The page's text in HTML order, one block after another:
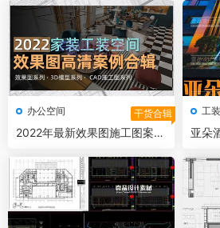
办公空间 干货合辑
2022年最新效果图施工图案例
工
亚朵